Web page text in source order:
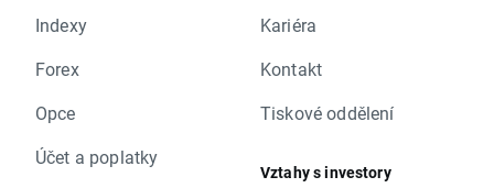
Indexy
Forex
Opce
Účet a poplatky
Kariéra
Kontakt
Tiskové oddělení
Vztahy s investory